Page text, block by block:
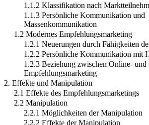
1.1.2 Klassifikation nach
1.1.3 Persönliche Kommunikation und
Massenkommunikation
1.2 Modernes Empfehlungsmarketing
1.2.1 Neuerungen durch Fähigkeiten
1.2.2 Persönliche Kommunikation mit
1.2.3 Beziehung zwischen Online-
Empfehlungsmarketing
2. Effekte und Manipulation
2.1 Effekte des Empfehlungsmarketings
2.2 Manipulation
2.2.1 Möglichkeiten der Manipulation
2.2.2 Effekte der Manipulation